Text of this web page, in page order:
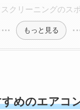
クリーニングのス
もっと見る
めのエアコ